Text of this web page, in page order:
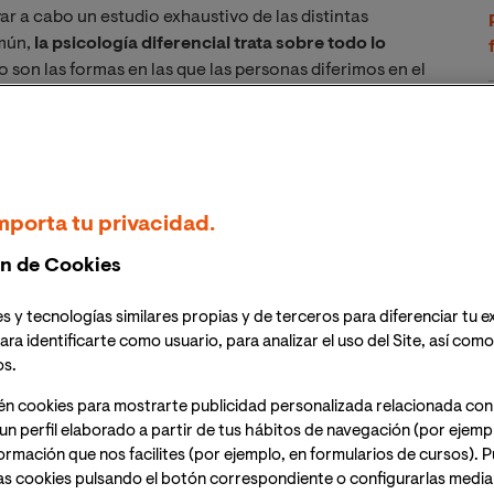
a cabo un estudio exhaustivo de las distintas
la psicología diferencial trata sobre todo lo
son las formas en las que las personas diferimos en el
ha dado como fruto importantes descubrimientos y
pueden despertar las diferencias de las personas.
se asienta este tipo de psicología es remitirnos a
se tiende a realizar terapias en las que se
procedimientos. Siempre hay un grupo
los resultados del estudio. Las diferencias
la terapia se consideran errores y no se lleva a cabo
diferencial estos datos son en realidad un aspecto
de forma independiente, analizando la
en cuanto a personalidad e inteligencia. Para
los expertos toman como base el paradigma que
en la relación entre el organismo, el estímulo y la
tu privacidad.
de Cookies
y tecnologías similares propias y de terceros para diferenciar tu
identificarte como usuario, para analizar el uso del Site, así
cookies para mostrarte publicidad personalizada relacionada
perfil elaborado a partir de tus hábitos de navegación (por
que nos facilites (por ejemplo, en formularios de cursos).
cookies pulsando el botón correspondiente o configurarlas